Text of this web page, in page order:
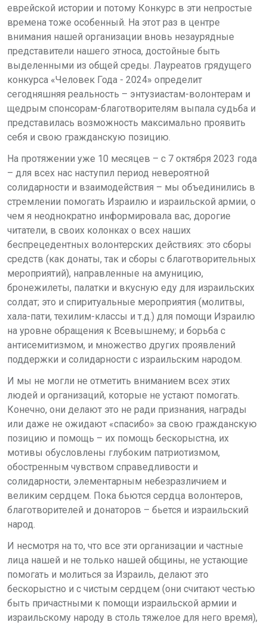
еврейской истории и потому Конкурс в эти непростые
времена тоже особенный. На этот раз в центре
внимания нашей организации вновь незаурядные
представители нашего этноса, достойные быть
выделенными из общей среды. Лауреатов грядущего
конкурса «Человек Года - 2024» определит
сегодняшняя реальность – энтузиастам-волонтерам и
щедрым спонсорам-благотворителям выпала судьба и
представилась возможность максимально проявить
себя и свою гражданскую позицию.
На протяжении уже 10 месяцев – с 7 октября 2023 года
– для всех нас наступил период невероятной
солидарности и взаимодействия – мы объединились в
стремлении помогать Израилю и израильской армии, о
чем я неоднократно информировала вас, дорогие
читатели, в своих колонках о всех наших
беспрецедентных волонтерских действиях: это сборы
средств (как донаты, так и сборы с благотворительных
мероприятий), направленные на амуницию,
бронежилеты, палатки и вкусную еду для израильских
солдат; это и спиритуальные мероприятия (молитвы,
хала-пати, техилим-классы и т.д.) для помощи Израилю
на уровне обращения к Всевышнему; и борьба с
антисемитизмом, и множество других проявлений
поддержки и солидарности с израильским народом.
И мы не могли не отметить вниманием всех этих
людей и организаций, которые не устают помогать.
Конечно, они делают это не ради признания, награды
или даже не ожидают «спасибо» за свою гражданскую
позицию и помощь – их помощь бескорыстна, их
мотивы обусловлены глубоким патриотизмом,
обостренным чувством справедливости и
солидарности, элементарным небезразличием и
великим сердцем. Пока бьются сердца волонтеров,
благотворителей и донаторов – бьется и израильский
народ.
И несмотря на то, что все эти организации и частные
лица нашей и не только нашей общины, не устающие
помогать и молиться за Израиль, делают это
бескорыстно и с чистым сердцем (они считают честью
быть причастными к помощи израильской армии и
израильскому народу в столь тяжелое для него время),